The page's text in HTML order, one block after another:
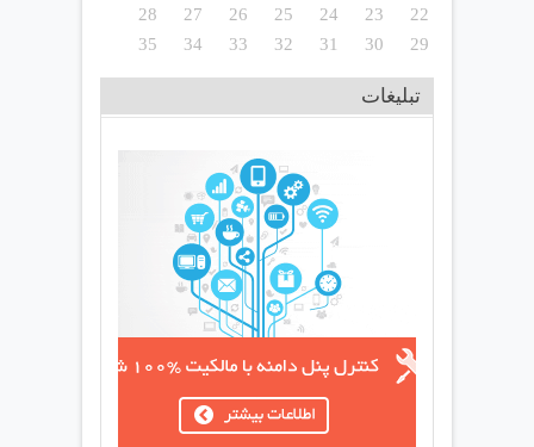
22
23
24
25
26
27
28
29
30
31
32
33
34
35
تبلیغات